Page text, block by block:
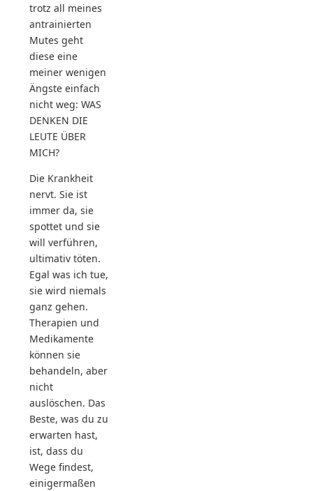
trotz all meines
antrainierten
Mutes geht
diese eine
meiner wenigen
Ängste einfach
nicht weg: WAS
DENKEN DIE
LEUTE ÜBER
MICH?
Die Krankheit
nervt. Sie ist
immer da, sie
spottet und sie
will verführen,
ultimativ töten.
Egal was ich tue,
sie wird niemals
ganz gehen.
Therapien und
Medikamente
können sie
behandeln, aber
nicht
auslöschen. Das
Beste, was du zu
erwarten hast,
ist, dass du
Wege findest,
einigermaßen